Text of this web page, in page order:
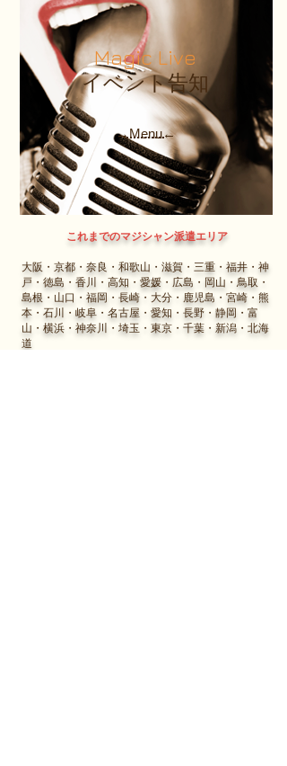
→Menu←
Magic Live
イベント告知
これまでのマジシャン派遣エリア
大阪・京都・奈良・和歌山・滋賀・三重・福井・神
戸・徳島・香川・高知・愛媛・広島・岡山・鳥取・
島根・山口・福岡・長崎・大分・鹿児島・宮崎・熊
本・石川・岐阜・名古屋・愛知・長野・静岡・富
山・横浜・神奈川・埼玉・東京・千葉・新潟・北海
道